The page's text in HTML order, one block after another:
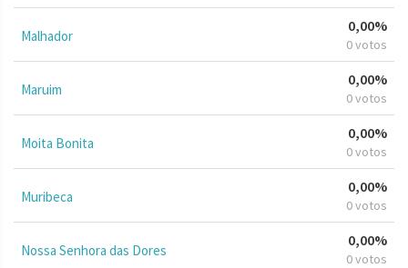
Malhador
0,00%
0 votos
Maruim
0,00%
0 votos
Moita Bonita
0,00%
0 votos
Muribeca
0,00%
0 votos
Nossa Senhora das Dores
0,00%
0 votos